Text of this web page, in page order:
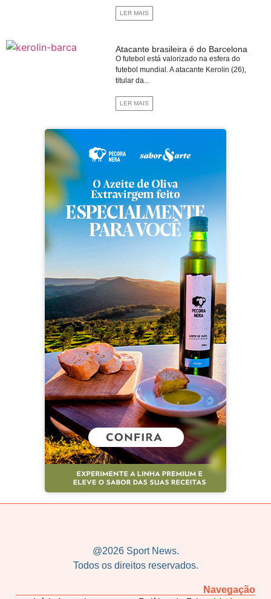
LER MAIS
Atacante brasileira é do Barcelona
O futebol está valorizado na esfera do
futebol mundial. A atacante Kerolin (26),
titular da...
LER MAIS
@2026 Sport News.
Todos os direitos reservados.
Navegação